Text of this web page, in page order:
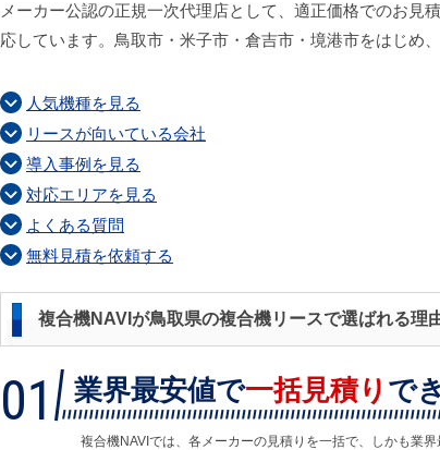
メーカー公認の正規一次代理店として、適正価格でのお見
応しています。鳥取市・米子市・倉吉市・境港市をはじめ
人気機種を見る
リースが向いている会社
導入事例を見る
対応エリアを見る
よくある質問
無料見積を依頼する
複合機NAVIが鳥取県の複合機リースで選ばれる理
01 業界最安値で一括見積り で
複合機NAVIでは、各メーカーの見積りを一括で、しかも業